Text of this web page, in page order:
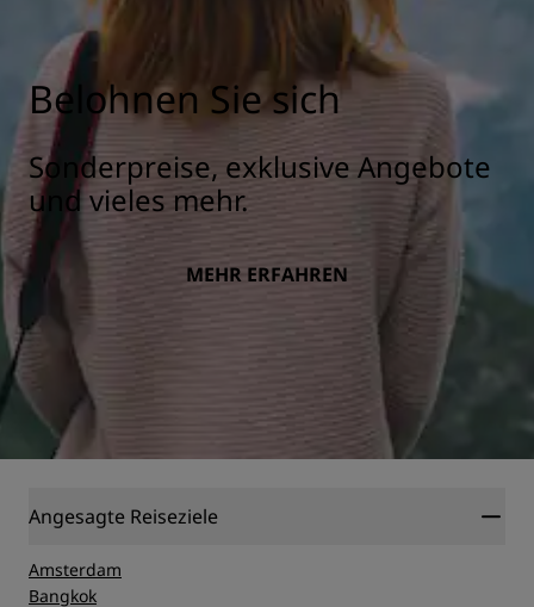
Belohnen Sie sich
Sonderpreise, exklusive Angebote
und vieles mehr.
MEHR ERFAHREN
Angesagte Reiseziele
Amsterdam
Bangkok